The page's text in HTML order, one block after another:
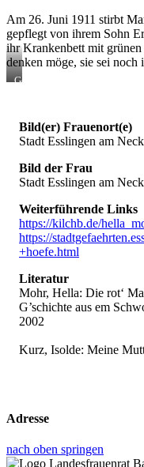
Am 26. Juni 1911 stirbt
gepflegt von ihrem Sohn
ihr Krankenbett mit
denken möge, sie sei noch
Gedenktafel
Bild(er) Frauenort(e)
Stadt Esslingen am
Bild der Frau
Stadt Esslingen am
Weiterführende Links
https://kilchb.de/
https://
+hoefe.html
Literatur
Mohr, Hella: Die rot‘
G’schichte aus em
2002
Kurz, Isolde: Meine
Adresse
nach oben springen